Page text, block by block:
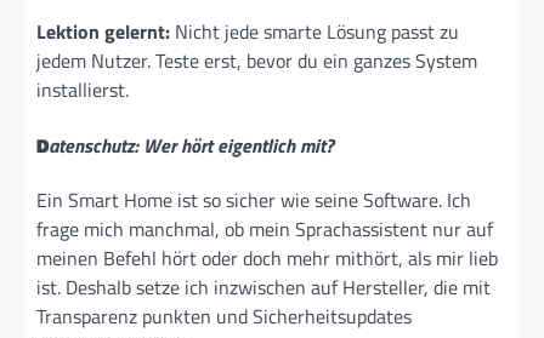
Lektion gelernt: Nicht jede smarte Lösung passt zu
jedem Nutzer. Teste erst, bevor du ein ganzes System
installierst.
Datenschutz: Wer hört eigentlich mit?
Ein Smart Home ist so sicher wie seine Software. Ich
frage mich manchmal, ob mein Sprachassistent nur auf
meinen Befehl hört oder doch mehr mithört, als mir lieb
ist. Deshalb setze ich inzwischen auf Hersteller, die mit
Transparenz punkten und Sicherheitsupdates